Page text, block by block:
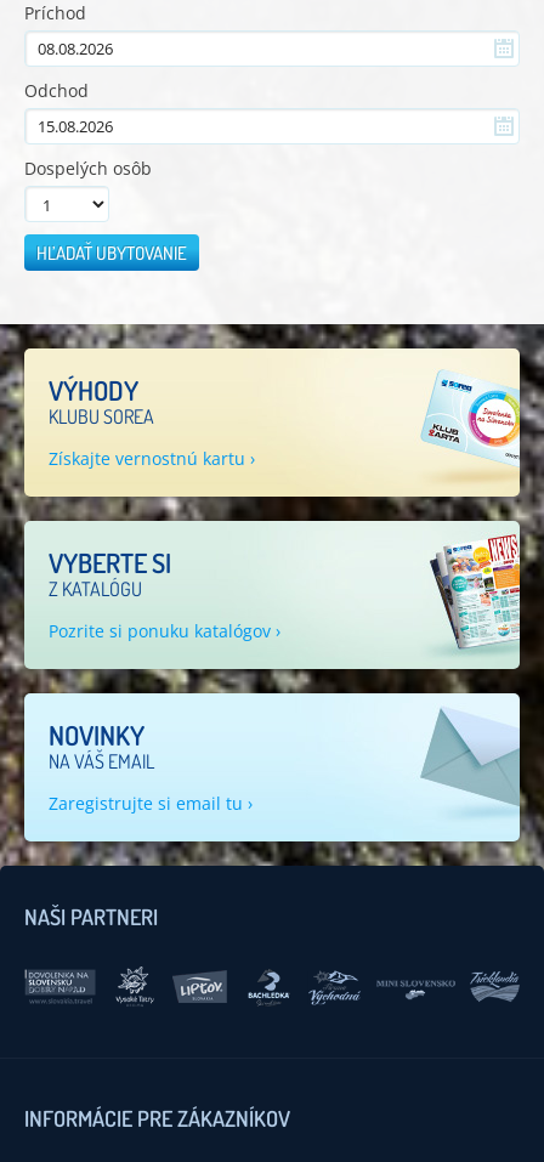
Príchod
Odchod
Dospelých osôb
HĽADAŤ UBYTOVANIE
VÝHODY
KLUBU SOREA
Získajte vernostnú kartu ›
VYBERTE SI
Z KATALÓGU
Pozrite si ponuku katalógov ›
NOVINKY
NA VÁŠ EMAIL
Zaregistrujte si email tu ›
NAŠI PARTNERI
INFORMÁCIE PRE ZÁKAZNÍKOV